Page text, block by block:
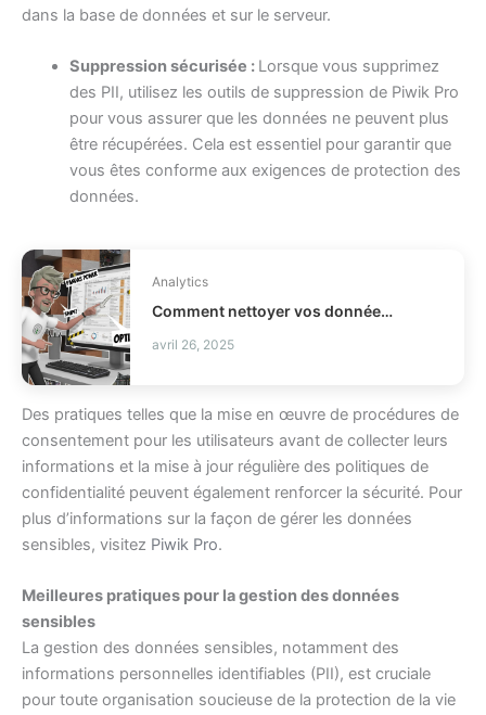
dans la base de données et sur le serveur.
Suppression sécurisée : Lorsque vous supprimez
des PII, utilisez les outils de suppression de Piwik Pro
pour vous assurer que les données ne peuvent plus
être récupérées. Cela est essentiel pour garantir que
vous êtes conforme aux exigences de protection des
données.
Analytics
Comment nettoyer vos données Pandas sans casser votre code ?
avril 26, 2025
Des pratiques telles que la mise en œuvre de procédures de
consentement pour les utilisateurs avant de collecter leurs
informations et la mise à jour régulière des politiques de
confidentialité peuvent également renforcer la sécurité. Pour
plus d’informations sur la façon de gérer les données
sensibles, visitez Piwik Pro.
Meilleures pratiques pour la gestion des données
sensibles
La gestion des données sensibles, notamment des
informations personnelles identifiables (PII), est cruciale
pour toute organisation soucieuse de la protection de la vie